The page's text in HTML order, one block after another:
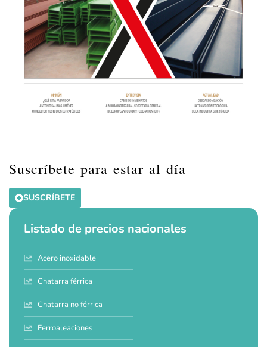
Suscríbete para estar al día
SUSCRÍBETE
Listado de precios nacionales
Acero inoxidable
Chatarra férrica
Chatarra no férrica
Ferroaleaciones